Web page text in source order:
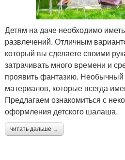
Детям на даче необходимо
развлечений. Отличным
который вы сделаете своими
затрачивать много времени и
проявить фантазию.
материалов, которые всегда
Предлагаем ознакомиться с
оформления детского шалаша.
читать дальше →